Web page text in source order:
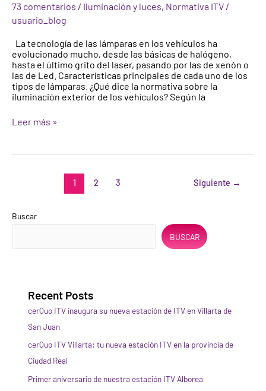
73 comentarios / Iluminación y luces, Normativa ITV /
usuario_blog
La tecnología de las lámparas en los vehículos ha
evolucionado mucho, desde las básicas de halógeno,
hasta el último grito del laser, pasando por las de xenón o
las de Led. Características principales de cada uno de los
tipos de lámparas. ¿Qué dice la normativa sobre la
iluminación exterior de los vehículos? Según la
de
Iluminación
Leer más »
1 2 3 Siguiente →
Buscar
BUSCAR
Recent Posts
cerQuo ITV inaugura su nueva estación de ITV en Villarta de
San Juan
cerQuo ITV Villarta: tu nueva estación ITV en la provincia de
Ciudad Real
Primer aniversario de nuestra estación ITV Alborea